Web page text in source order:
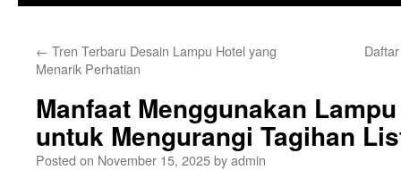
← Tren Terbaru Desain Lampu Hotel yang
Menarik Perhatian
Manfaat Menggunakan
untuk Mengurangi Tagihan
Posted on November 15, 2025byadmin